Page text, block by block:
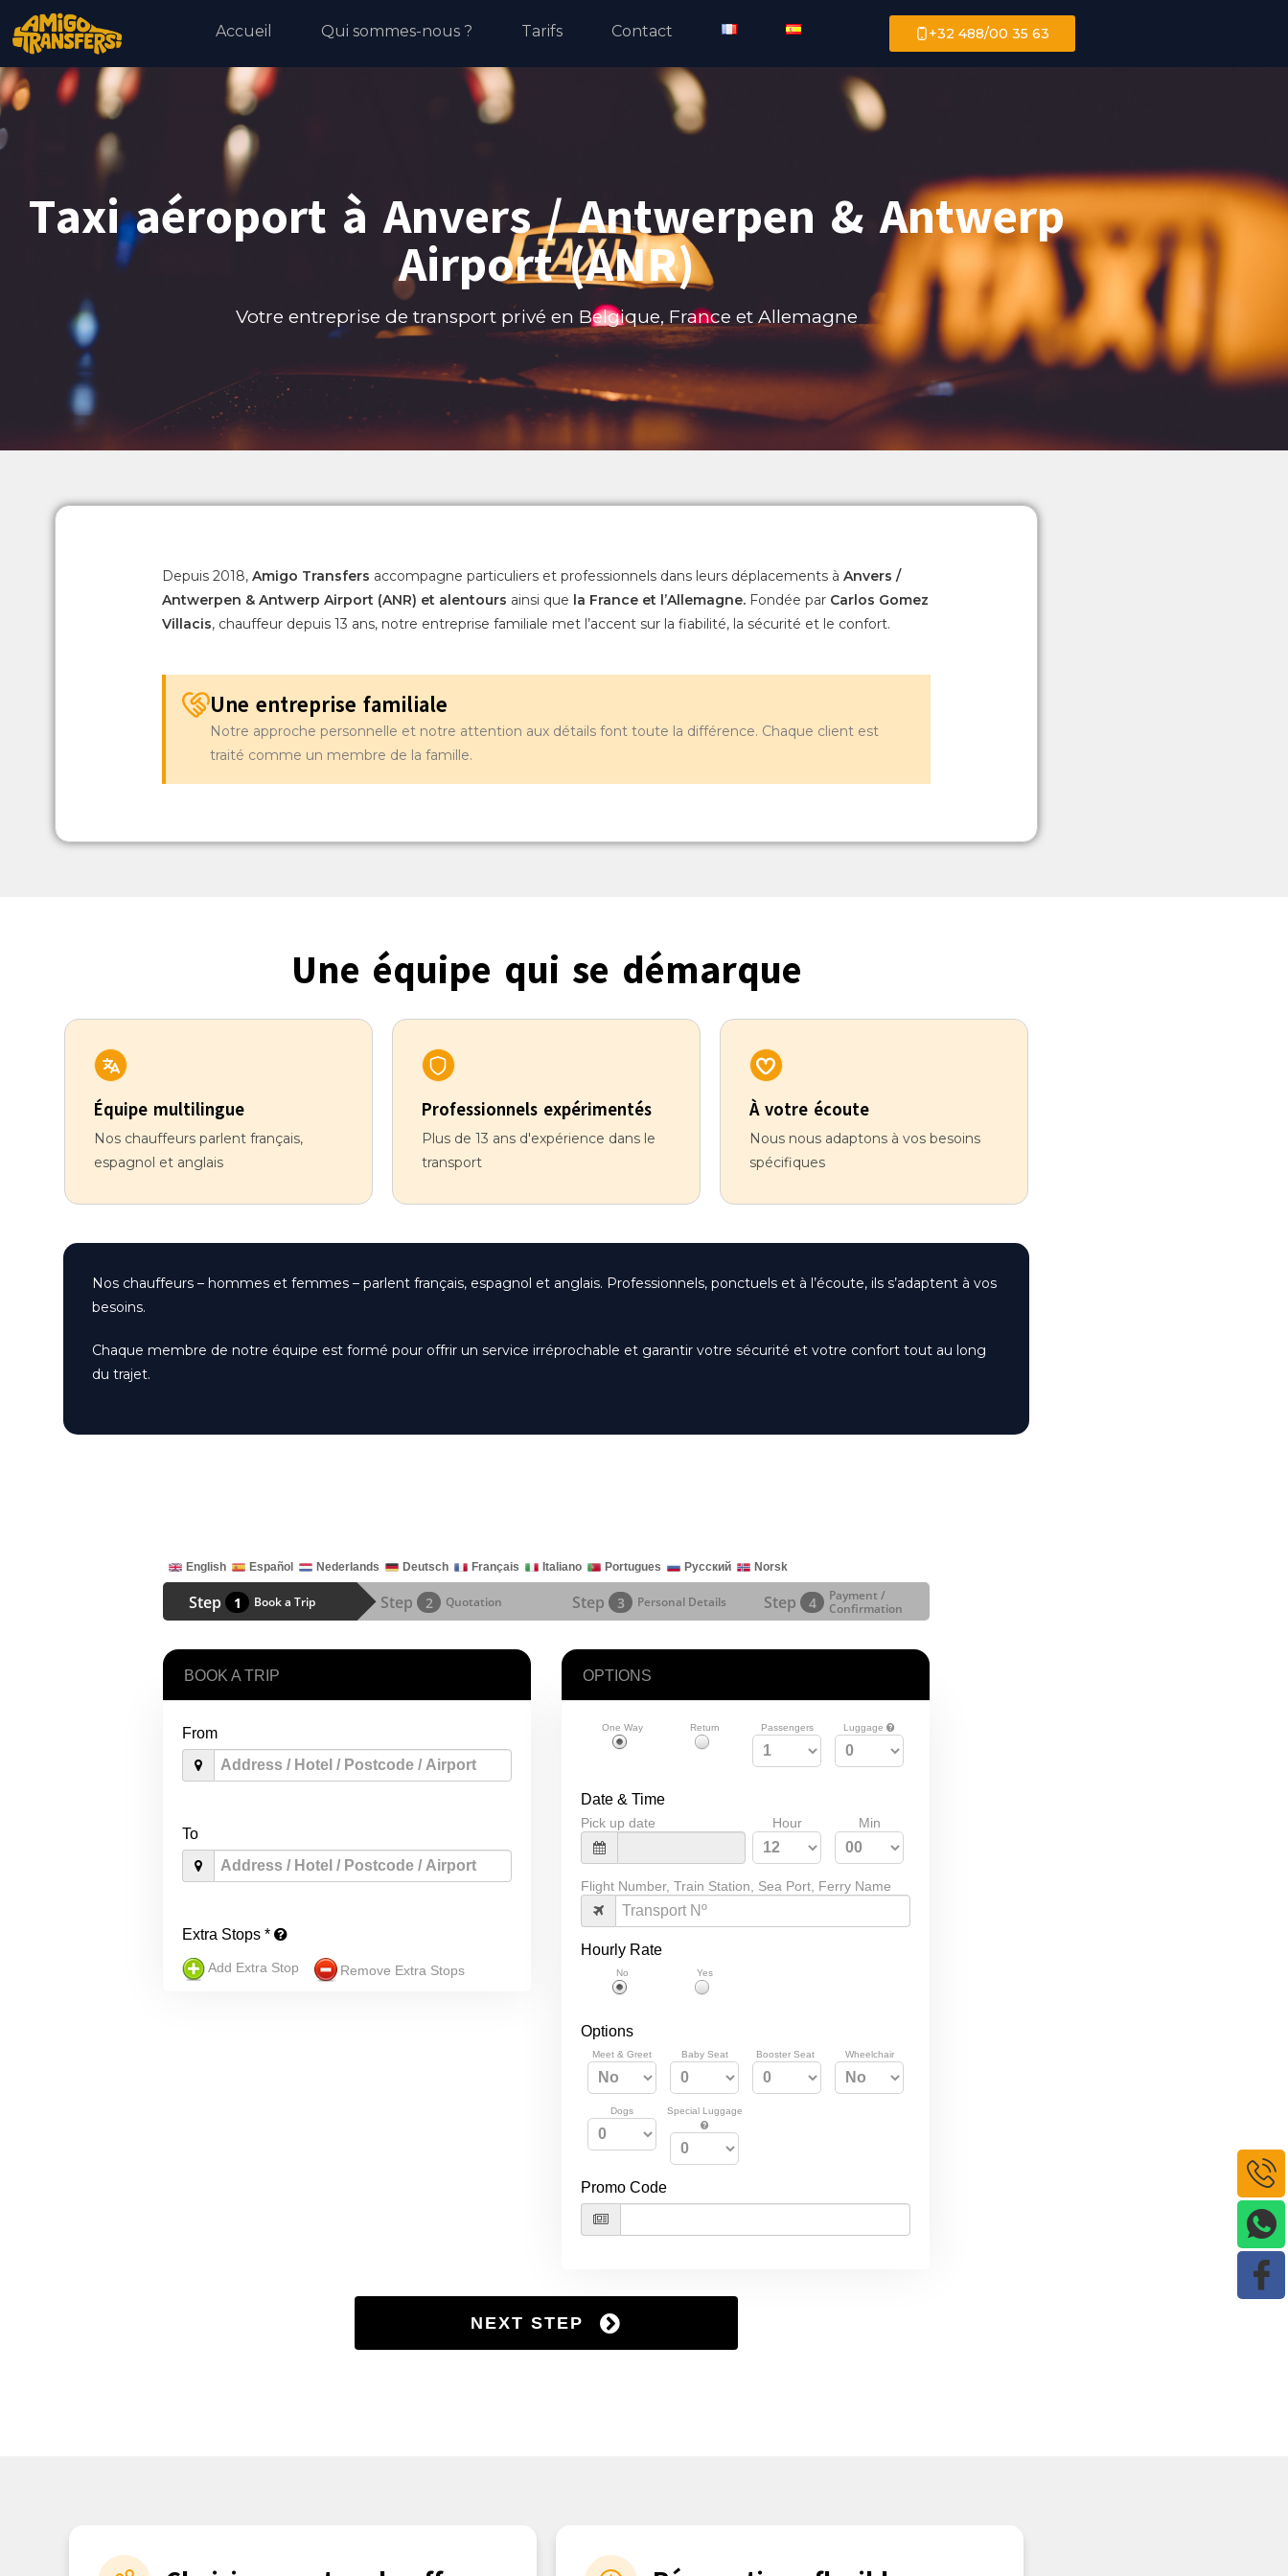
Accueil Qui sommes-nous ? Tarifs Contact +32 488/00 35 63
Taxi aéroport à Anvers / Antwerpen & Antwerp
Airport (ANR)
Votre entreprise de transport privé en Belgique, France et Allemagne
Depuis 2018, Amigo Transfers accompagne particuliers et professionnels dans leurs déplacements à Anvers /
Antwerpen & Antwerp Airport (ANR) et alentours ainsi que la France et l’Allemagne. Fondée par Carlos Gomez
Villacis, chauffeur depuis 13 ans, notre entreprise familiale met l’accent sur la fiabilité, la sécurité et le confort.
Une entreprise familiale
Notre approche personnelle et notre attention aux détails font toute la différence. Chaque client est
traité comme un membre de la famille.
Une équipe qui se démarque
Équipe multilingue
Nos chauffeurs parlent français,
espagnol et anglais
Professionnels expérimentés
Plus de 13 ans d'expérience dans le
transport
À votre écoute
Nous nous adaptons à vos besoins
spécifiques
Nos chauffeurs – hommes et femmes – parlent français, espagnol et anglais. Professionnels, ponctuels et à l’écoute, ils s’adaptent à vos
besoins.
Chaque membre de notre équipe est formé pour offrir un service irréprochable et garantir votre sécurité et votre confort tout au long
du trajet.